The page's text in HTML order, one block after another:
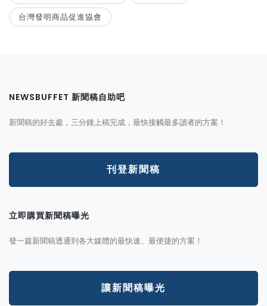
台灣發明商品促進協會
NEWSBUFFET 新聞稿自助吧
新聞稿的好去處，三分鐘上稿完成，最快接觸最多讀者的方案！
刊登新聞稿
立即購買新聞稿曝光
發一篇新聞稿透通到各大媒體的最快速、最便捷的方案！
讓新聞稿曝光